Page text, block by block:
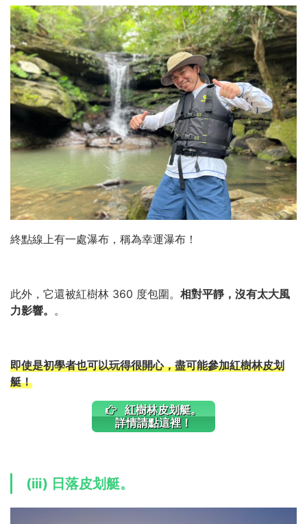
終點線上有一處瀑布，稱為幸運瀑布！
此外，它還被紅樹林 360 度包圍。 相對平靜，沒有太大風
力影響。 。
即使是初學者也可以玩得很開心，盡可能參加紅樹林皮划
艇！
紅樹林皮划艇。
詳情請點這裡！
(iii) 日落皮划艇。